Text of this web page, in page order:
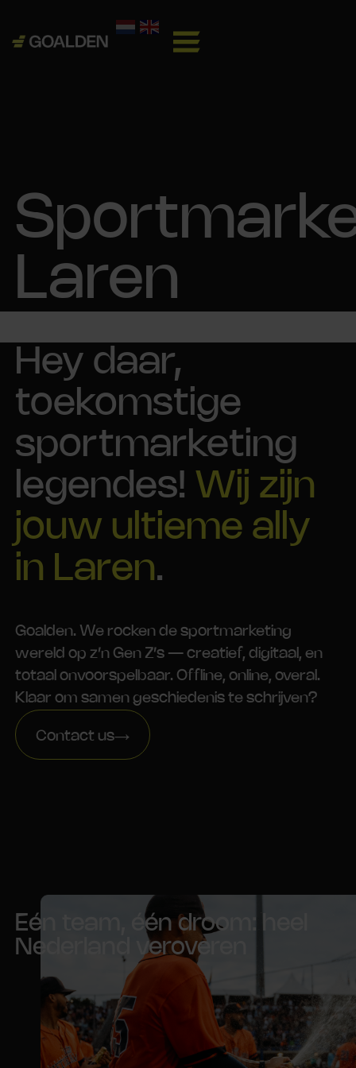
Laren
Hey daar,
toekomstige
sportmarketing
legendes! Wij zijn
jouw ultieme ally
in Laren.
Goalden. We rocken de sportmarketing
wereld op z’n Gen Z’s — creatief, digitaal, en
totaal onvoorspelbaar. Offline, online, overal.
Klaar om samen geschiedenis te schrijven?
Contact us
Eén team, één droom: heel
Nederland veroveren